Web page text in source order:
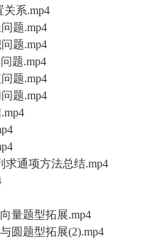
关系.mp4
题.mp4
题.mp4
题.mp4
题.mp4
题.mp4
求通项方法总结.mp4
量题型拓展.mp4
圆题型拓展(2).mp4